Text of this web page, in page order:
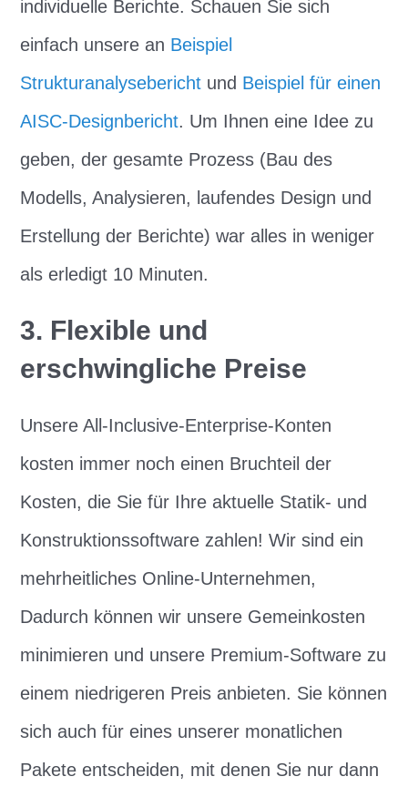
individuelle Berichte. Schauen Sie sich
einfach unsere an Beispiel
Strukturanalysebericht und Beispiel für einen
AISC-Designbericht. Um Ihnen eine Idee zu
geben, der gesamte Prozess (Bau des
Modells, Analysieren, laufendes Design und
Erstellung der Berichte) war alles in weniger
als erledigt 10 Minuten.
3. Flexible und
erschwingliche Preise
Unsere All-Inclusive-Enterprise-Konten
kosten immer noch einen Bruchteil der
Kosten, die Sie für Ihre aktuelle Statik- und
Konstruktionssoftware zahlen! Wir sind ein
mehrheitliches Online-Unternehmen,
Dadurch können wir unsere Gemeinkosten
minimieren und unsere Premium-Software zu
einem niedrigeren Preis anbieten. Sie können
sich auch für eines unserer monatlichen
Pakete entscheiden, mit denen Sie nur dann